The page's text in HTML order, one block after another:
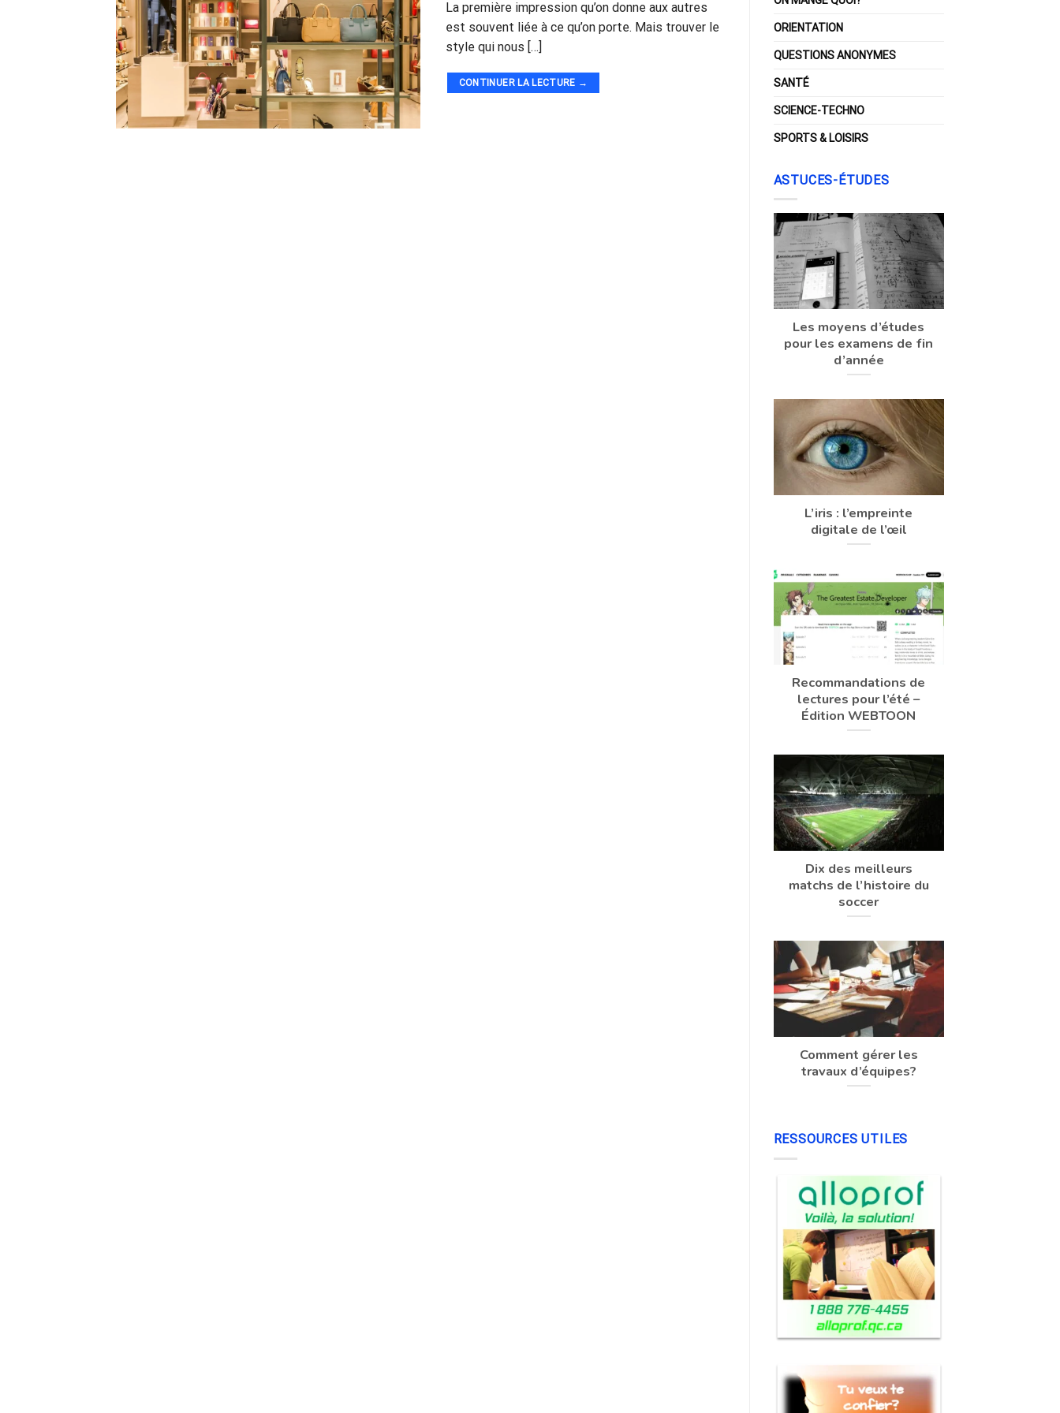
La première impression qu’on donne aux autres
est souvent liée à ce qu’on porte. Mais trouver le
style qui nous […]
CONTINUER LA LECTURE →
ORIENTATION
QUESTIONS ANONYMES
SANTÉ
SCIENCE-TECHNO
SPORTS & LOISIRS
ASTUCES-ÉTUDES
Les moyens d’études
pour les examens de fin
d’année
L’iris : l’empreinte
digitale de l’œil
Recommandations de
lectures pour l’été –
Édition WEBTOON
Dix des meilleurs
matchs de l’histoire du
soccer
Comment gérer les
travaux d’équipes?
RESSOURCES UTILES